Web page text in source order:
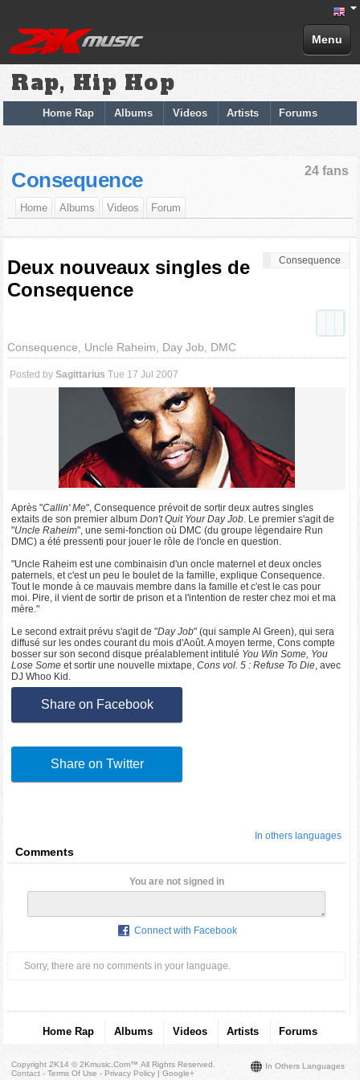
Menu
Rap, Hip Hop
Home Rap Albums Videos Artists Forums
24 fans
Consequence
Home Albums Videos Forum
Consequence
Deux nouveaux singles de
Consequence
Consequence, Uncle Raheim, Day Job, DMC
Posted bySagittarius Tue 17 Jul 2007
Après "Callin' Me", Consequence prévoit de sortir deux autres singles
extaits de son premier albumDon't Quit Your Day Job. Le premier s'agit de
"Uncle Raheim", une semi-fonction où DMC (du groupe légendaire Run
DMC) a été pressenti pour jouer le rôle de l'oncle en question.
"Uncle Raheim est une combinaisin d'un oncle maternel et deux oncles
paternels, et c'est un peu le boulet de la famille, explique Consequence.
Tout le monde à ce mauvais membre dans la famille et c'est le cas pour
moi. Pire, il vient de sortir de prison et a l'intention de rester chez moi et ma
mère."
Le second extrait prévu s'agit de "Day Job" (qui sample Al Green), qui sera
diffusé sur les ondes courant du mois d'Août. A moyen terme, Cons compte
bosser sur son second disque préalablement intitulé You Win Some, You
Lose Some et sortir une nouvelle mixtape,Cons vol. 5 : Refuse To Die, avec
DJ Whoo Kid.
Share on Facebook
Share on Twitter
In others languages
Comments
You are not signed in
Connect with Facebook
Sorry, there are no comments in your language.
Home Rap Albums Videos Artists Forums
In Others Languages
Copyright 2K14 © 2Kmusic.com™All Rights Reserved
Contact - Terms Of Use - Privacy Policy |Google+